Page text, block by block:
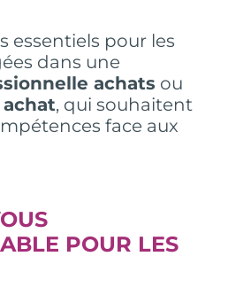
essentiels pour les
dans une
achats ou
, qui souhaitent
face aux
POUR LES